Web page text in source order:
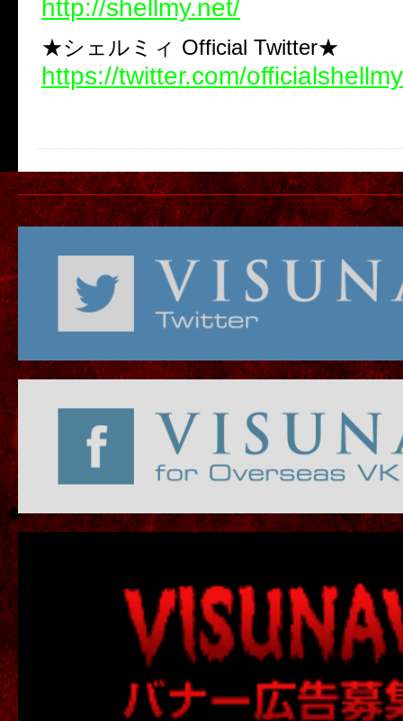
http://shellmy.net/
★シェルミィ Official Twitter★
https://twitter.com/officialshellmy